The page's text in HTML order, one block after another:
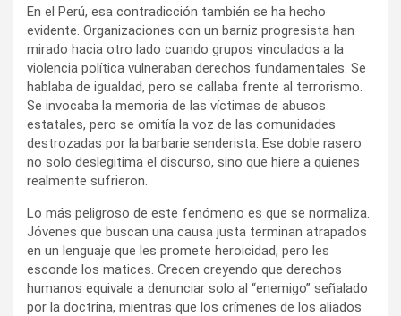
En el Perú, esa contradicción también se ha hecho
evidente. Organizaciones con un barniz progresista han
mirado hacia otro lado cuando grupos vinculados a la
violencia política vulneraban derechos fundamentales. Se
hablaba de igualdad, pero se callaba frente al terrorismo.
Se invocaba la memoria de las víctimas de abusos
estatales, pero se omitía la voz de las comunidades
destrozadas por la barbarie senderista. Ese doble rasero
no solo deslegitima el discurso, sino que hiere a quienes
realmente sufrieron.
Lo más peligroso de este fenómeno es que se normaliza.
Jóvenes que buscan una causa justa terminan atrapados
en un lenguaje que les promete heroicidad, pero les
esconde los matices. Crecen creyendo que derechos
humanos equivale a denunciar solo al “enemigo” señalado
por la doctrina, mientras que los crímenes de los aliados